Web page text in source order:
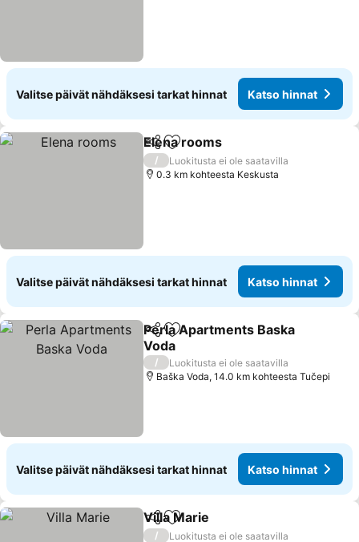
Valitse päivät nähdäksesi tarkat hinnat Katso hinnat
Jaa Lisää suosikkeihin
Elena rooms
/
Luokitusta ei ole saatavilla
0.3 km kohteesta Keskusta
Valitse päivät nähdäksesi tarkat hinnat Katso hinnat
Jaa Lisää suosikkeihin
Perla Apartments Baska
Voda
/
Luokitusta ei ole saatavilla
Baška Voda, 14.0 km kohteesta Tučepi
Valitse päivät nähdäksesi tarkat hinnat Katso hinnat
Jaa Lisää suosikkeihin
Villa Marie
/
Luokitusta ei ole saatavilla